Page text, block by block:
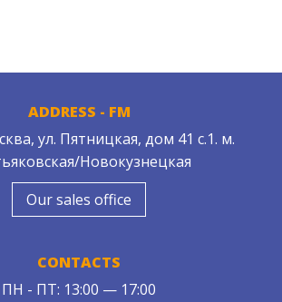
ADDRESS - FM
ул. Пятницкая, дом 41 с.1. м.
Новокузнецкая
Our sales office
CONTACTS
ПН - ПТ: 13:00 — 17:00